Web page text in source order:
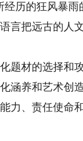
经历的狂风暴雨
言把远古的人
材的选择和攻
涵养和艺术创
力、责任使命